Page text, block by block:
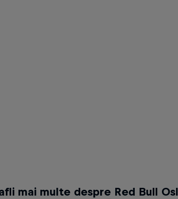
mai multe despre Red Bull